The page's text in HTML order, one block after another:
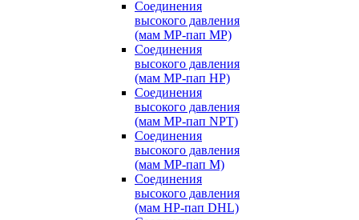
Соединения
высокого давления
(мам MP-пап MP)
Соединения
высокого давления
(мам MP-пап HP)
Соединения
высокого давления
(мам MP-пап NPT)
Соединения
высокого давления
(мам MP-пап M)
Соединения
высокого давления
(мам HP-пап DHL)